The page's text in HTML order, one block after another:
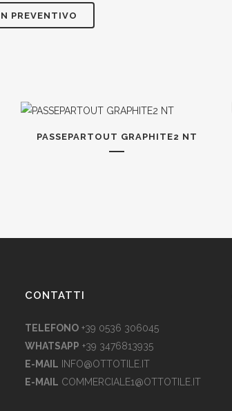
PREVENTIVO
PASSEPARTOUT GRAPHITE2 NT
CONTATTI
TELEFONO +39 0536 306045
WHATSAPP +39 3476813935
E-MAIL
INFO@OTTOTILE.IT
E-MAIL COMMERCIALE1@OTTOTILE.IT